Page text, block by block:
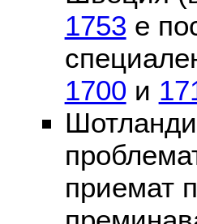
1753 е
1700 и
приемат